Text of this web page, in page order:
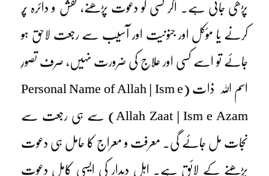
پڑھی جاتی ہے۔ اگر کسی کو دعوت پڑھنے، نقش و دائرہ پُر
کرنے یا مؤکل اور جنونیت اور آسیب سے رجعت لاحق ہو
جائے تو اسے کسی اور علاج کی ضرورت نہیں، صرف تصورِ
اسم اللہ ذات (Personal Name of Allah | Ism e
Allah Zaat | Ism e Azam) سے ہی رجعت سے
نجات مل جائے گی۔ معرفت و معراج کا حامل ہی دعوت
پڑھنے کے لائق ہے۔ اہلِ دیدار کی ایسی کامل دعوت